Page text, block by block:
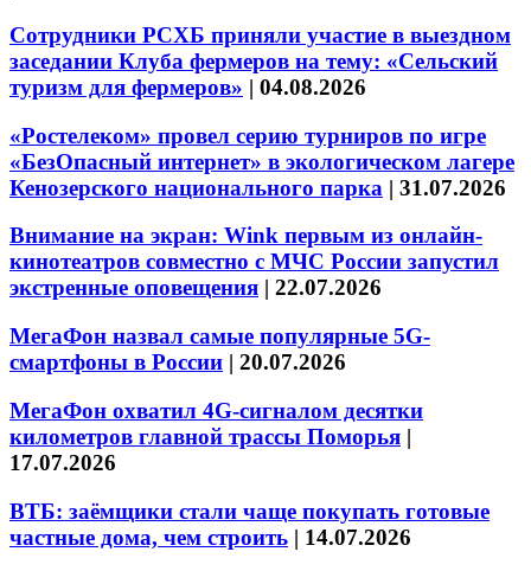
Сотрудники РСХБ приняли участие в выездном
заседании Клуба фермеров на тему: «Сельский
туризм для фермеров» | 04.08.2026
«Ростелеком» провел серию турниров по игре
«БезОпасный интернет» в экологическом лагере
Кенозерского национального парка | 31.07.2026
Внимание на экран: Wink первым из онлайн-
кинотеатров совместно с МЧС России запустил
экстренные оповещения | 22.07.2026
МегаФон назвал самые популярные 5G-
смартфоны в России | 20.07.2026
МегаФон охватил 4G-сигналом десятки
километров главной трассы Поморья |
17.07.2026
ВТБ: заёмщики стали чаще покупать готовые
частные дома, чем строить | 14.07.2026